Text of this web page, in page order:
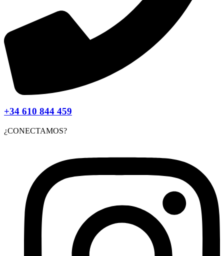
+34 610 844 459
¿CONECTAMOS?